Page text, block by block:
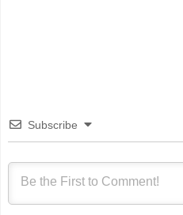
Subscribe